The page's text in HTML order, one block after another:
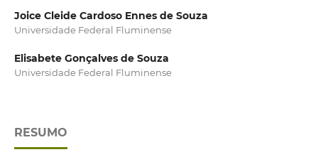
Joice Cleide Cardoso Ennes de Souza
Universidade Federal Fluminense
Elisabete Gonçalves de Souza
Universidade Federal Fluminense
RESUMO